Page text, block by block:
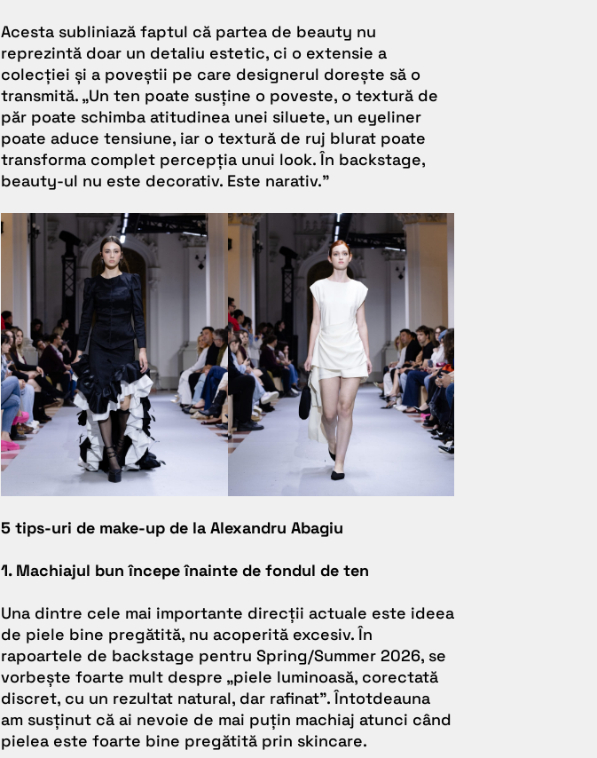
Acesta subliniază faptul că partea de beauty nu
reprezintă doar un detaliu estetic, ci o extensie a
colecției și a poveștii pe care designerul dorește să o
transmită. „Un ten poate susține o poveste, o textură de
păr poate schimba atitudinea unei siluete, un eyeliner
poate aduce tensiune, iar o textură de ruj blurat poate
transforma complet percepția unui look. În backstage,
beauty-ul nu este decorativ. Este narativ.”
5 tips-uri de make-up de la Alexandru Abagiu
1. Machiajul bun începe înainte de fondul de ten
Una dintre cele mai importante direcții actuale este ideea
de piele bine pregătită, nu acoperită excesiv. În
rapoartele de backstage pentru Spring/Summer 2026, se
vorbește foarte mult despre „piele luminoasă, corectată
discret, cu un rezultat natural, dar rafinat”. Întotdeauna
am susținut că ai nevoie de mai puțin machiaj atunci când
pielea este foarte bine pregătită prin skincare.